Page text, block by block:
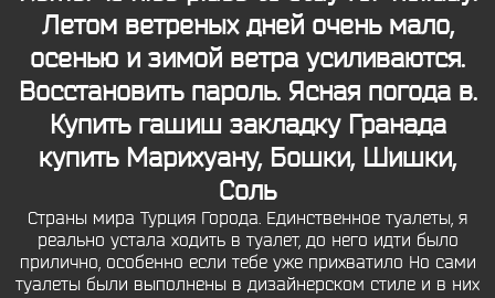
Летом ветреных дней очень мало,
осенью и зимой ветра усиливаются.
Восстановить пароль. Ясная погода в.
Купить гашиш закладку Гранада
купить Марихуану, Бошки, Шишки,
Соль
Страны мира Турция Города. Единственное туалеты, я
реально устала ходить в туалет, до него идти было
прилично, особенно если тебе уже прихватило Но сами
туалеты были выполнены в дизайнерском стиле и в них